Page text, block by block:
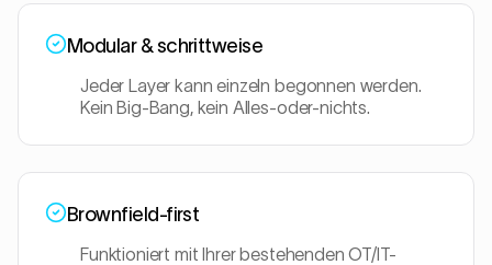
Modular & schrittweise
Jeder Layer kann einzeln begonnen werden.
Kein Big-Bang, kein Alles-oder-nichts.
Brownfield-first
Funktioniert mit Ihrer bestehenden OT/IT-